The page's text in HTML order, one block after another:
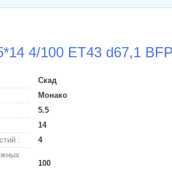
4/100 ET43 d67,1 BFP
Скад
Монако
5.5
14
:
4
100